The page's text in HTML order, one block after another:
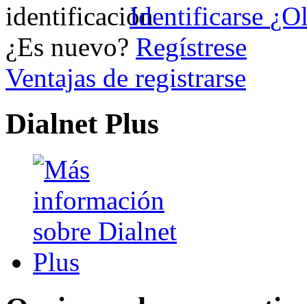
Identificarse
¿Es nuevo? Regístrese
Ventajas de registrarse
Dialnet Plus